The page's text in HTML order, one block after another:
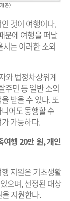
것이 여행이다.
문에 여행을 떠날
는 이러한 소외
와 법정차상위계
주민 등 일반 소외
받을 수 있다. 또
어도 동행할 수
가능하다.
행 20만 원, 개인
지원은 기초생활
으며, 선정된 대상
지원한다.